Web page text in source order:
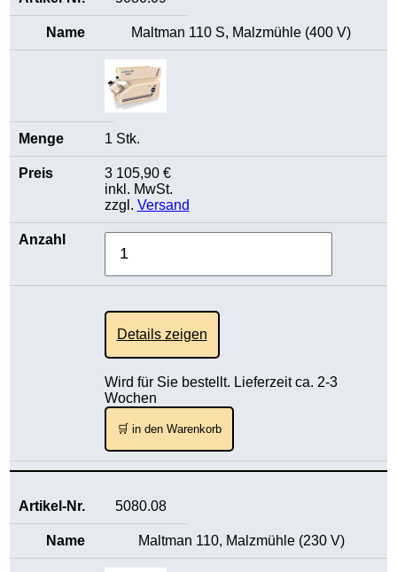
Maltman 110 S, Malzmühle (400 V)
1 Stk.
3 105,90 €
inkl. MwSt.
zzgl. Versand
Details zeigen
Wird für Sie bestellt. Lieferzeit ca. 2-3
Wochen
🛒 in den Warenkorb
5080.08
Maltman 110, Malzmühle (230 V)